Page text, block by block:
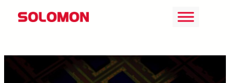
İçeriğe